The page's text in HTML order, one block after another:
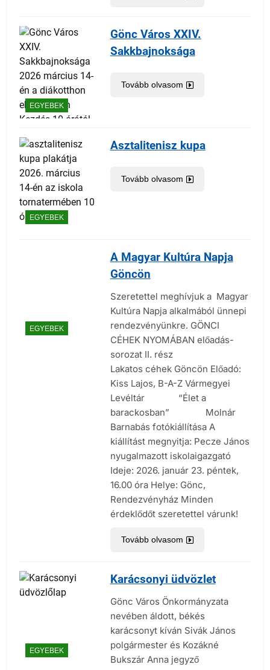
EGYEBEK
Gönc Város XXIV.
Sakkbajnoksága
Tovább olvasom
EGYEBEK
Asztalitenisz kupa
Tovább olvasom
EGYEBEK
A Magyar Kultúra Napja
Göncön
Szeretettel meghívjuk a Magyar
Kultúra Napja alkalmából ünnepi
rendezvényünkre. GÖNCI
CÉHEK NYOMÁBAN előadás-
sorozat II. rész
Lakatos céhek Göncön Előadó:
Kiss Lajos, B-A-Z Vármegyei
Levéltár “Élet a
barackosban” Molnár
Barnabás fotókiállítása A
kiállítást megnyitja: Pecze János
nyugalmazott iskolaigazgató
Ideje: 2026. január 23. péntek,
16.00 óra Helye: Gönc,
Rendezvényház Minden
érdeklődőt szeretettel várunk!
Tovább olvasom
EGYEBEK
Karácsonyi üdvözlet
Gönc Város Önkormányzata
nevében áldott, békés
karácsonyt kíván Sivák János
polgármester és Kozákné
Bukszár Anna jegyző